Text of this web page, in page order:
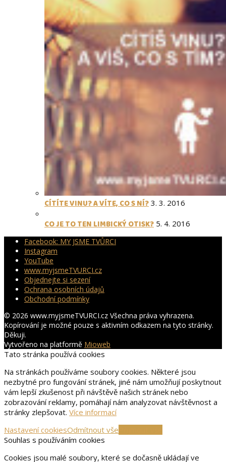
CÍTÍTE VINU? A VÍTE, CO S NÍ? 3. 3. 2016
CO JE TO TEN LIMBICKÝ OTISK? 5. 4. 2016
Facebook: MY JSME TVŮRCI
Instagram
YouTube
www.myjsmeTVURCI.cz
Objednejte si sezení
Ochrana osobních údajů
Obchodní podmínky
© 2026 www.myjsmeTVURCI.cz Všechna práva vyhrazena.
Kopírování je možné pouze s aktivním odkazem na tyto stránky.
Děkuji.
Vytvořeno na platformě Mioweb
Tato stránka používá cookies
Na stránkách používáme soubory cookies. Některé jsou
nezbytné pro fungování stránek, jiné nám umožňují poskytnout
vám lepší zkušenost při návštěvě našich stránek nebo
zobrazování reklamy, pomáhají nám analyzovat návštěvnost a
stránky zlepšovat. Více informací
Nastavení cookiesOdmítnout vše
Souhlas s používáním cookies
Cookies jsou malé soubory, které se dočasně ukládají ve